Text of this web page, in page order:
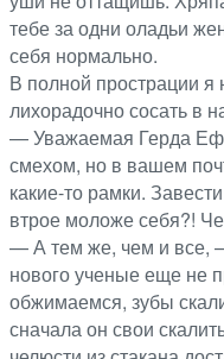
тебе за одни оладьи
себя нормально.
В полной прострации я
лихорадочно сосать в
— Уважаемая Герда
смехом, но в вашем
какие-то рамки.
втрое моложе себя?!
— А тем же, чем и все,
нового ученые еще не
обжимаемся, зубы
сначала он свои